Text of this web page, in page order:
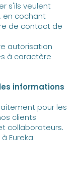
s'ils veulent
en cochant
de contact de
autorisation
à caractère
informations
pour les
clients
collaborateurs.
Eureka